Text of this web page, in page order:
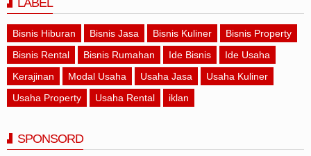
Bisnis Hiburan Bisnis Jasa Bisnis Kuliner
Bisnis Property
Bisnis Rental
Bisnis Rumahan Ide Bisnis
Ide Usaha
Kerajinan
Modal Usaha Usaha Jasa
Usaha Kuliner
Usaha Property
Usaha Rental iklan
SPONSORD